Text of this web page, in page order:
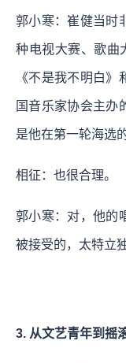
郭小寒：崔健当时
种电视大赛、歌曲
《不是我不明白
国音乐家协会主办
是他在第一轮海选
相征：也很合理。
郭小寒：对，他的
被接受的，太特立
3. 从文艺青年到摇